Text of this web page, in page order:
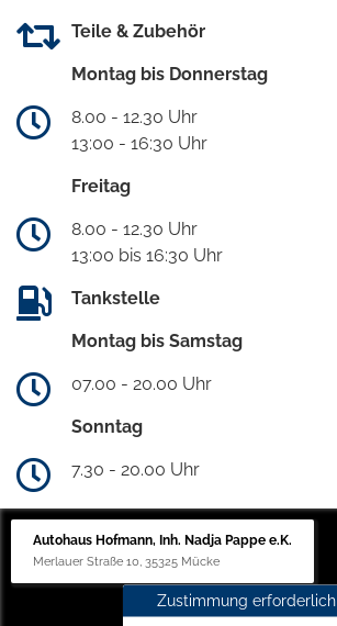
Teile & Zubehör
Montag bis Donnerstag
8.00 - 12.30 Uhr
13:00 - 16:30 Uhr
Freitag
8.00 - 12.30 Uhr
13:00 bis 16:30 Uhr
Tankstelle
Montag bis Samstag
07.00 - 20.00 Uhr
Sonntag
7.30 - 20.00 Uhr
Autohaus Hofmann, Inh. Nadja Pappe e.K.
Merlauer Straße 10, 35325 Mücke
Zustimmung erforderlich